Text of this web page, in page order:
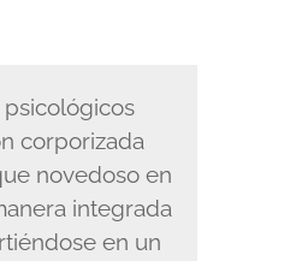
corporizada
novedoso en
integrada
en un